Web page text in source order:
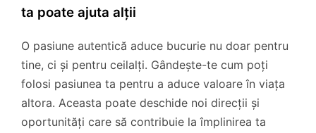
ta poate ajuta alții
O pasiune autentică aduce bucurie nu doar pentru
tine, ci și pentru ceilalți. Gândește-te cum poți
folosi pasiunea ta pentru a aduce valoare în viața
altora. Aceasta poate deschide noi direcții și
oportunități care să contribuie la împlinirea ta